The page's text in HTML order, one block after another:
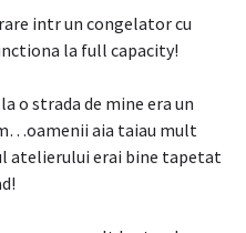
intr un congelator cu
la full capacity!
o strada de mine era un
aia taiau mult
atelierului erai bine tapetat